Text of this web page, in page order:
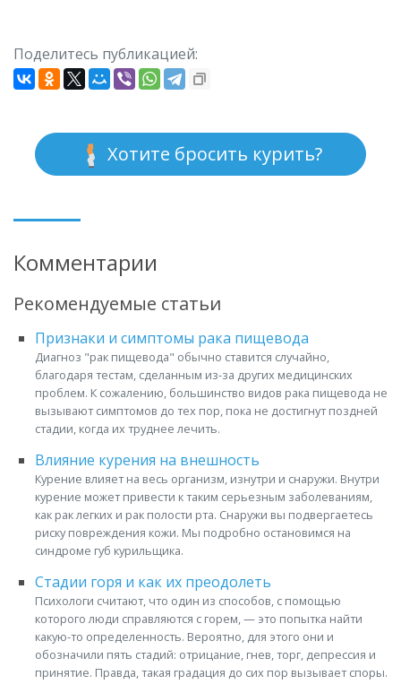
Поделитесь публикацией:
Хотите бросить курить?
Комментарии
Рекомендуемые статьи
Признаки и симптомы рака пищевода
Диагноз "рак пищевода" обычно ставится случайно,
благодаря тестам, сделанным из-за других медицинских
проблем. К сожалению, большинство видов рака пищевода не
вызывают симптомов до тех пор, пока не достигнут поздней
стадии, когда их труднее лечить.
Влияние курения на внешность
Курение влияет на весь организм, изнутри и снаружи. Внутри
курение может привести к таким серьезным заболеваниям,
как рак легких и рак полости рта. Снаружи вы подвергаетесь
риску повреждения кожи. Мы подробно остановимся на
синдроме губ курильщика.
Стадии горя и как их преодолеть
Психологи считают, что один из способов, с помощью
которого люди справляются с горем, — это попытка найти
какую-то определенность. Вероятно, для этого они и
обозначили пять стадий: отрицание, гнев, торг, депрессия и
принятие. Правда, такая градация до сих пор вызывает споры.